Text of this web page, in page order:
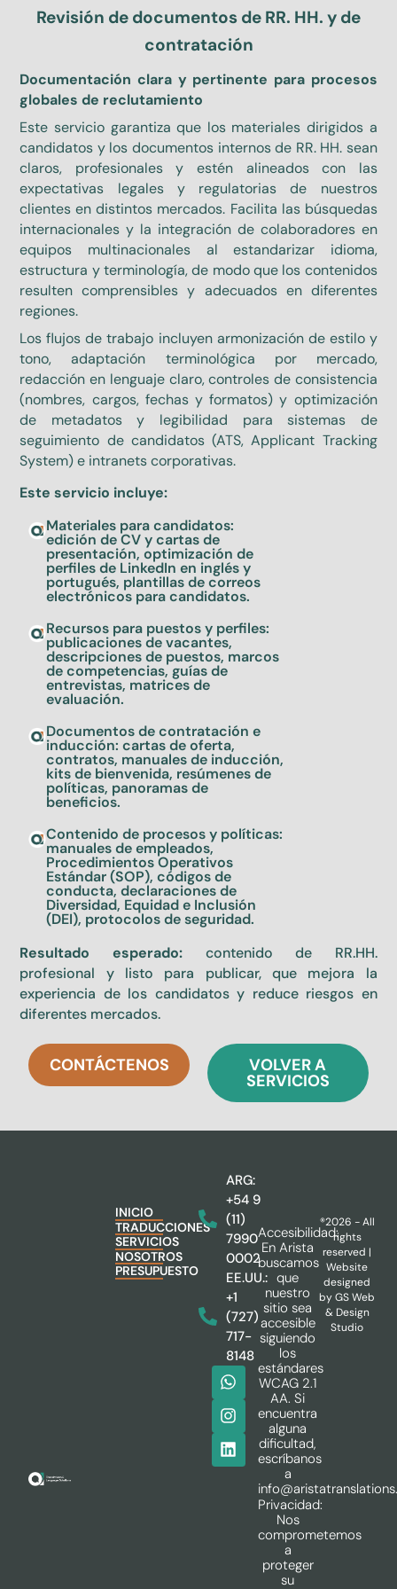
Revisión de documentos de RR. HH. y de
contratación
Documentación clara y pertinente para procesos
globales de reclutamiento
Este servicio garantiza que los materiales dirigidos a
candidatos y los documentos internos de RR. HH. sean
claros, profesionales y estén alineados con las
expectativas legales y regulatorias de nuestros
clientes en distintos mercados. Facilita las búsquedas
internacionales y la integración de colaboradores en
equipos multinacionales al estandarizar idioma,
estructura y terminología, de modo que los contenidos
resulten comprensibles y adecuados en diferentes
regiones.
Los flujos de trabajo incluyen armonización de estilo y
tono, adaptación terminológica por mercado,
redacción en lenguaje claro, controles de consistencia
(nombres, cargos, fechas y formatos) y optimización
de metadatos y legibilidad para sistemas de
seguimiento de candidatos (ATS, Applicant Tracking
System) e intranets corporativas.
Este servicio incluye:
Materiales para candidatos:
edición de CV y cartas de
presentación, optimización de
perfiles de LinkedIn en inglés y
portugués, plantillas de correos
electrónicos para candidatos.
Recursos para puestos y perfiles:
publicaciones de vacantes,
descripciones de puestos, marcos
de competencias, guías de
entrevistas, matrices de
evaluación.
Documentos de contratación e
inducción: cartas de oferta,
contratos, manuales de inducción,
kits de bienvenida, resúmenes de
políticas, panoramas de
beneficios.
Contenido de procesos y políticas:
manuales de empleados,
Procedimientos Operativos
Estándar (SOP), códigos de
conducta, declaraciones de
Diversidad, Equidad e Inclusión
(DEI), protocolos de seguridad.
Resultado esperado:contenido de RR.HH.
profesional y listo para publicar, que mejora la
experiencia de los candidatos y reduce riesgos en
diferentes mercados.
CONTÁCTENOS VOLVER A
SERVICIOS
INICIO
TRADUCCIONES
SERVICIOS
NOSOTROS
PRESUPUESTO
ARG:
+54 9
(11)
7990
0002
EE.UU.:
+1
(727)
717-
8148
Accesibilidad:
En Arista
buscamos
que
nuestro
sitio sea
accesible
siguiendo
los
estándares
WCAG 2.1
AA. Si
encuentra
alguna
dificultad,
escríbanos
a
Privacidad:
Nos
comprometemos
a
proteger
su
®2026 - All
rights
reserved |
Website
designed
byGS Web
& Design
Studio